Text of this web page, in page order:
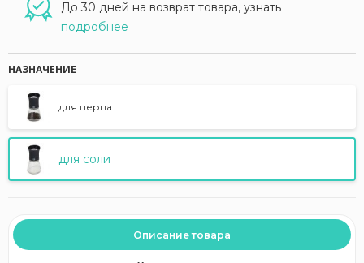
До 30 дней на возврат товара, узнать
подробнее
НАЗНАЧЕНИЕ
для перца
для соли
Описание товара